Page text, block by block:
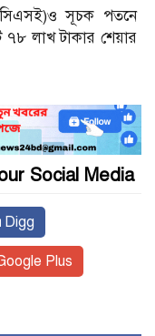
(সিএসই)ও সূচক পতনে
লাখ টাকার শেয়ার
Social Media
Digg
Plus